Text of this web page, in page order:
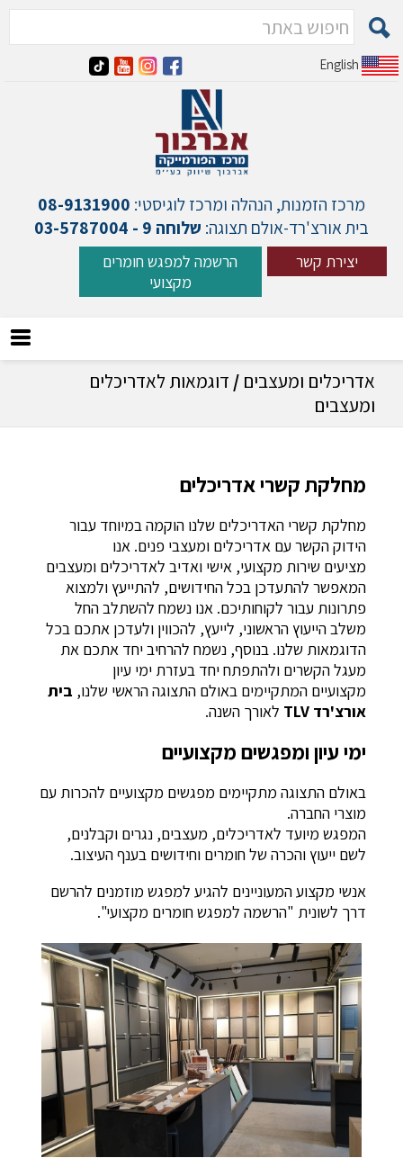
מרכז הזמנות, הנהלה ומרכז לוגיסטי: 08-9131900
בית אורצ'רד-אולם תצוגה: שלוחה 9 - 03-5787004
יצירת קשר
הרשמה למפגש חומרים
מקצועי
אדריכלים ומעצבים/ דוגמאות לאדריכלים
ומעצבים
מחלקת קשרי אדריכלים
מחלקת קשרי האדריכלים שלנו הוקמה במיוחד עבור
הידוק הקשר עם אדריכלים ומעצבי פנים. אנו
מציעים שירות מקצועי, אישי ואדיב לאדריכלים ומעצבים
המאפשר להתעדכן בכל החידושים, להתייעץ ולמצוא
פתרונות עבור לקוחותיכם. אנו נשמח להשתלבהחל
משלב הייעוץ הראשוני, לייעץ, להכווין ולעדכן אתכם בכל
הדוגמאות שלנו. בנוסף, נשמח להרחיב יחד אתכם את
מעגל הקשרים ולהתפתח יחד בעזרת ימי עיון
מקצועיים המתקיימים באולם התצוגה הראשי שלנו, בית
אורצ'רד TLV
לאורך השנה.
ימי עיון ומפגשים מקצועיים
באולם התצוגה מתקיימים מפגשים מקצועיים להכרות עם
מוצרי החברה.
המפגש מיועד לאדריכלים, מעצבים, נגרים וקבלנים,
לשם ייעוץ והכרה של חומרים וחידושים בענף העיצוב.
אנשי מקצוע המעוניינים להגיע למפגש מוזמנים להרשם
דרך לשונית "הרשמה למפגש חומרים מקצועי".